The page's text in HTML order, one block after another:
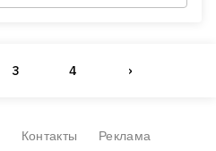
3 4 ›
Контакты Реклама